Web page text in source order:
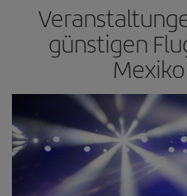
günstigen